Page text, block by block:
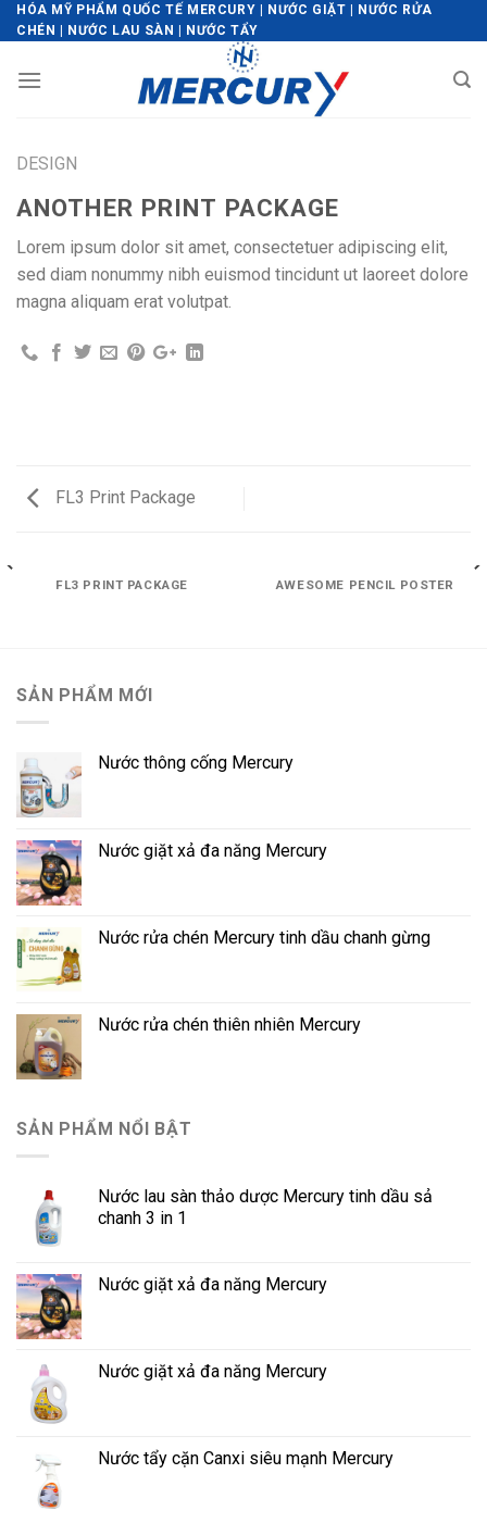
Skip
to
HÓA MỸ PHẨM QUỐC TẾ MERCURY | NƯỚC GIẶT | NƯỚC RỬA
CHÉN | NƯỚC LAU SÀN | NƯỚC TẨY
DESIGN
ANOTHER PRINT PACKAGE
Lorem ipsum dolor sit amet, consectetuer adipiscing elit,
sed diam nonummy nibh euismod tincidunt ut laoreet dolore
magna aliquam erat volutpat.
FL3 Print Package
FL3 PRINT PACKAGE AWESOME PENCIL POSTER
SẢN PHẨM MỚI
Nước thông cống Mercury
Nước giặt xả đa năng Mercury
Nước rửa chén Mercury tinh dầu chanh gừng
Nước rửa chén thiên nhiên Mercury
SẢN PHẨM NỔI BẬT
Nước lau sàn thảo dược Mercury tinh dầu sả
chanh 3 in 1
Nước giặt xả đa năng Mercury
Nước giặt xả đa năng Mercury
Nước tẩy cặn Canxi siêu mạnh Mercury